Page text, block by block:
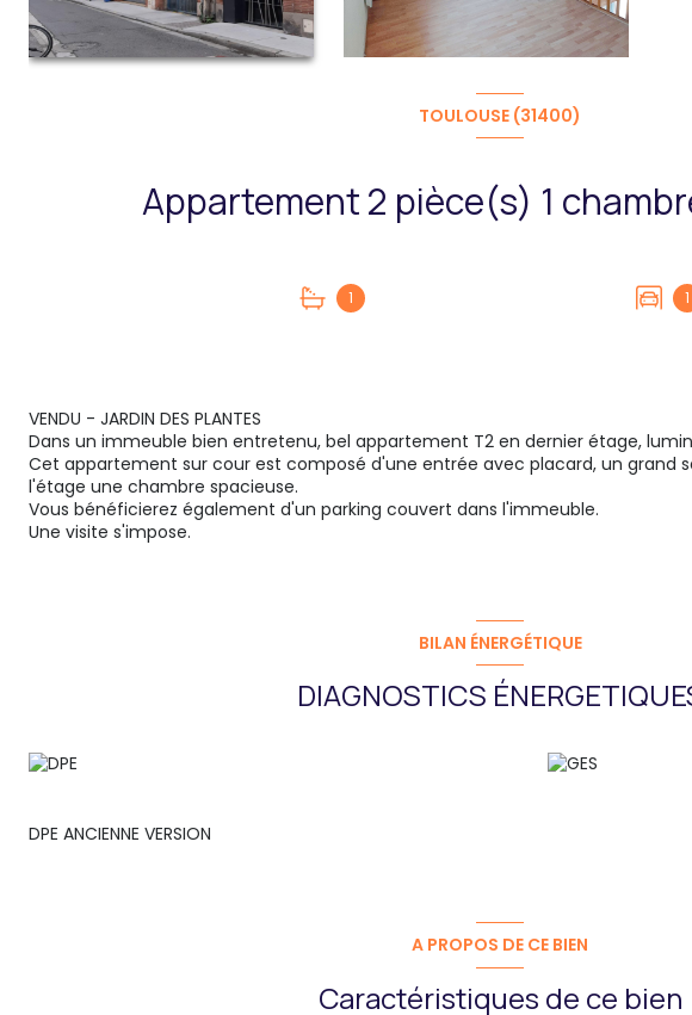
TOULOUSE (31400)
1 1
VENDU - JARDIN DES PLANTES
Dans un immeuble bien entretenu, bel appartement T2 en dernier étage,
Cet appartement sur cour est composé d'une entrée avec placard, un grand
l'étage une chambre spacieuse.
Vous bénéficierez également d'un parking couvert dans l'immeuble.
Une visite s'impose.
BILAN ÉNERGÉTIQUE
DIAGNOSTICS
DPE ANCIENNE VERSION
A PROPOS DE CE BIEN
Caractéristiques de ce bien